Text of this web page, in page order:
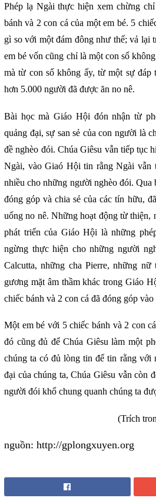
Phép lạ Ngài thực hiện xem chừng
bánh và 2 con cá của một em bé. 5
gì so với một đám đông như thế; vả lại
em bé vốn cũng chỉ là một con số
mà từ con số không ấy, từ một sự đáp
hơn 5.000 người đã được ăn no nê.
Bài học mà Giáo Hội đón nhận từ
quảng đại, sự san sẻ của con người là
đề nghèo đói. Chúa Giêsu vẫn tiếp tục
Ngài, vào Giaó Hội tin rằng Ngài vẫn
nhiều cho những người nghèo đói.
đóng góp và chia sẻ của các tín hữu,
uống no nê. Những hoạt động từ thiện,
phát triển của Giáo Hội là những
ngừng thực hiện cho những người
Calcutta, những cha Pierre, những nữ
gương mặt âm thầm khác trong Giáo
chiếc bánh và 2 con cá đã đóng góp
Một em bé với 5 chiếc bánh và 2 con
đó cũng đủ để Chúa Giêsu làm một
chúng ta có đủ lòng tin để tin rằng với
đại của chúng ta, Chúa Giêsu vẫn còn
người đói khổ chung quanh chúng ta
(Trích
nguồn: http://gplongxuyen.org